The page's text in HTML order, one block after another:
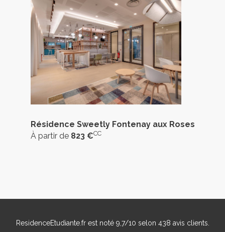
Résidence Sweetly Fontenay aux Roses
À partir de 823 €CC
ResidenceEtudiante.frest noté 9,7/10 selon 438 avis clients.